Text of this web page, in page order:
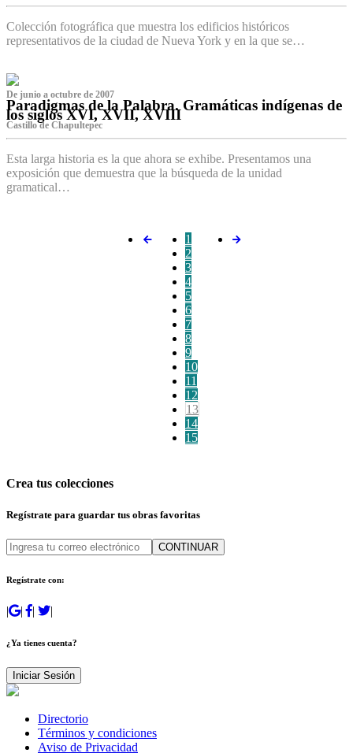
Colección fotográfica que muestra los edificios históricos
representativos de la ciudad de Nueva York y en la que se…
De junio a octubre de 2007
Paradigmas de la Palabra. Gramáticas indígenas de
los siglos XVI, XVII, XVIII
Castillo de Chapultepec
Esta larga historia es la que ahora se exhibe. Presentamos una
exposición que demuestra que la búsqueda de la unidad
gramatical…
1
2
3
4
5
6
7
8
9
10
11
12
13
14
15
Crea tus colecciones
Regístrate para guardar tus obras favoritas
CONTINUAR
Regístrate con:
| | | |
¿Ya tienes cuenta?
Iniciar Sesión
Directorio
Términos y condiciones
Aviso de Privacidad